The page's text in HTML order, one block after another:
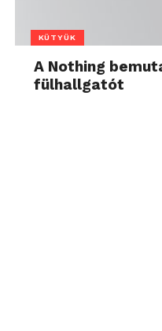
KÜTYÜK
A Nothing
fülhallgatót